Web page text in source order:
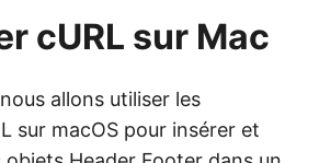
cURL sur Mac
allons utiliser les
sur macOS pour insérer et